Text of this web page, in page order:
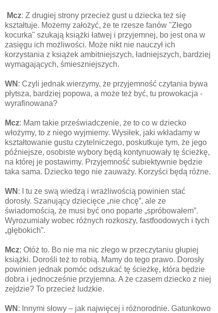
Mcz: Z drugiej strony przecież gust u dziecka też się
kształtuje. Możemy założyć, że te rzesze fanów "Złego
kocurka" szukają książki łatwej i przyjemnej, bo jest ona w
zasięgu ich możliwości. Może nikt nie nauczył ich
korzystania z książek ambitniejszych, ładniejszych, bardziej
wymagających, śmieszniejszych.
WN : Czyli jednak wierzymy, że przyjemność czytania bywa
płytsza, bardziej popowa, a może też być, tu prowokacja -
wyrafinowana?
Mcz: Mam takie przeświadczenie, że to co w dziecko
włożymy, to z niego wyjmiemy. Wysiłek, jaki wkładamy w
kształtowanie gustu czytelniczego, poskutkuje tym, że jego
późniejsze, osobiste wybory będą kontynuowały tę ścieżkę,
na której je postawimy. Przyjemność subiektywnie będzie
taka sama. Dziecko tego nie zauważy. Korzyści będą różne.
WN : I tu ze swą wiedzą i wrażliwością powinien stać
dorosły. Szanujący dziecięce „nie chcę”, ale ze
świadomością, że musi być ono poparte „spróbowałem”.
Wyrozumiały wobec różnych rozkoszy, fastfoodowych i tych
„głębokich”.
Mcz: Otóż to. Bo nie ma nic złego w przeczytaniu głupiej
książki. Dorośli też to robią. Mamy do tego prawo. Dorosły
powinien jednak pomóc odszukać tę ścieżkę, która będzie
dobra i jednocześnie przyjemna. A że czasem dziecko z niej
zejdzie? To przecież ludzkie.
WN : Innymi słowy – jak najwięcej i różnorodnie. Gatunkowo